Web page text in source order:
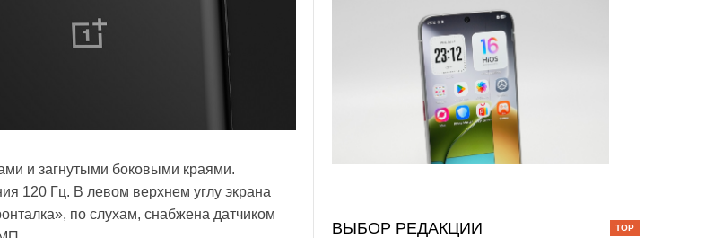
и загнутыми боковыми краями.
120 Гц. В левом верхнем углу экрана
по слухам, снабжена датчиком
ВЫБОР РЕДАКЦИИ